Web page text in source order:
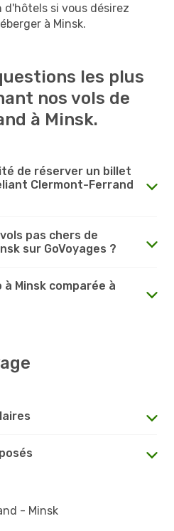
d'hôtels si vous désirez
à Minsk.
les plus
nos vols de
à Minsk.
de réserver un billet
Clermont-Ferrand
pas chers de
sur GoVoyages ?
Minsk comparée à
- Minsk